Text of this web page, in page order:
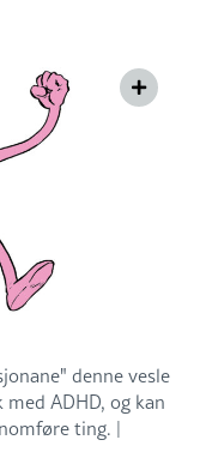
denne vesle
ADHD, og kan
ting. |